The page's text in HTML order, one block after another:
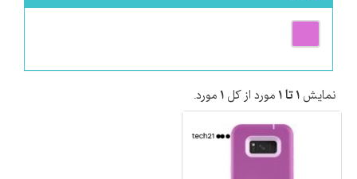
نمایش ۱ تا ۱ مورد از کل ۱ مورد.